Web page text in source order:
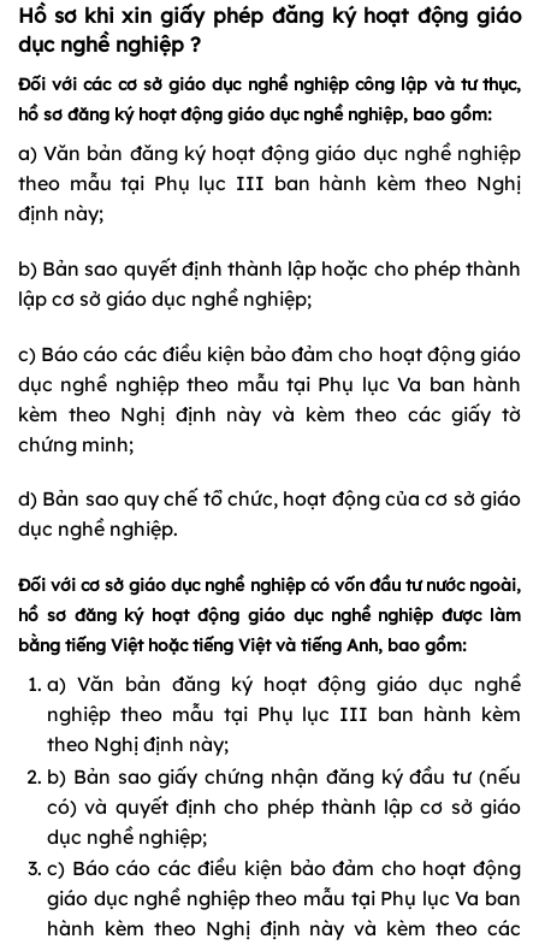
Hồ sơ khixin giấy phép đăng ký hoạt động giáo
dục nghề nghiệp ?
Đối với các cơ sở giáo dục nghề nghiệp công lập và tư thục,
hồ sơ đăng ký hoạt động giáo dục nghề nghiệp, bao gồm:
a) Văn bản đăng ký hoạt động giáo dục nghề nghiệp
theo mẫu tại Phụ lục III ban hành kèm theo Nghị
định này;
b) Bản sao quyết định thành lập hoặc cho phép thành
lập cơ sở giáo dục nghề nghiệp;
c) Báo cáo các điều kiện bảo đảm cho hoạt động giáo
dục nghề nghiệp theo mẫu tại Phụ lục Va ban hành
kèm theo Nghị định này và kèm theo các giấy tờ
chứng minh;
d) Bản sao quy chế tổ chức, hoạt động của cơ sở giáo
dục nghề nghiệp.
Đối với cơ sở giáo dục nghề nghiệp có vốn đầu tư nước ngoài,
hồ sơ đăng ký hoạt động giáo dục nghề nghiệp được làm
bằng tiếng Việt hoặc tiếng Việt và tiếng Anh, bao gồm:
a) Văn bản đăng ký hoạt động giáo dục nghề
nghiệp theo mẫu tại Phụ lục III ban hành kèm
theo Nghị định này;
b) Bản sao giấy chứng nhận đăng ký đầu tư (nếu
có) và quyết định cho phép thành lập cơ sở giáo
dục nghề nghiệp;
c) Báo cáo các điều kiện bảo đảm cho hoạt động
giáo dục nghề nghiệp theo mẫu tại Phụ lục Va ban
hành kèm theo Nghị định này và kèm theo các